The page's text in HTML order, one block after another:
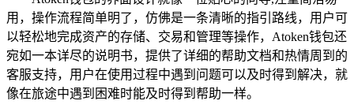
用，操作流程简单明了，仿佛是一条清晰的指引路线，用户可
以轻松地完成资产的存储、交易和管理等操作，Atoken钱包还
宛如一本详尽的说明书，提供了详细的帮助文档和热情周到的
客服支持，用户在使用过程中遇到问题可以及时得到解决，就
像在旅途中遇到困难时能及时得到帮助一样。